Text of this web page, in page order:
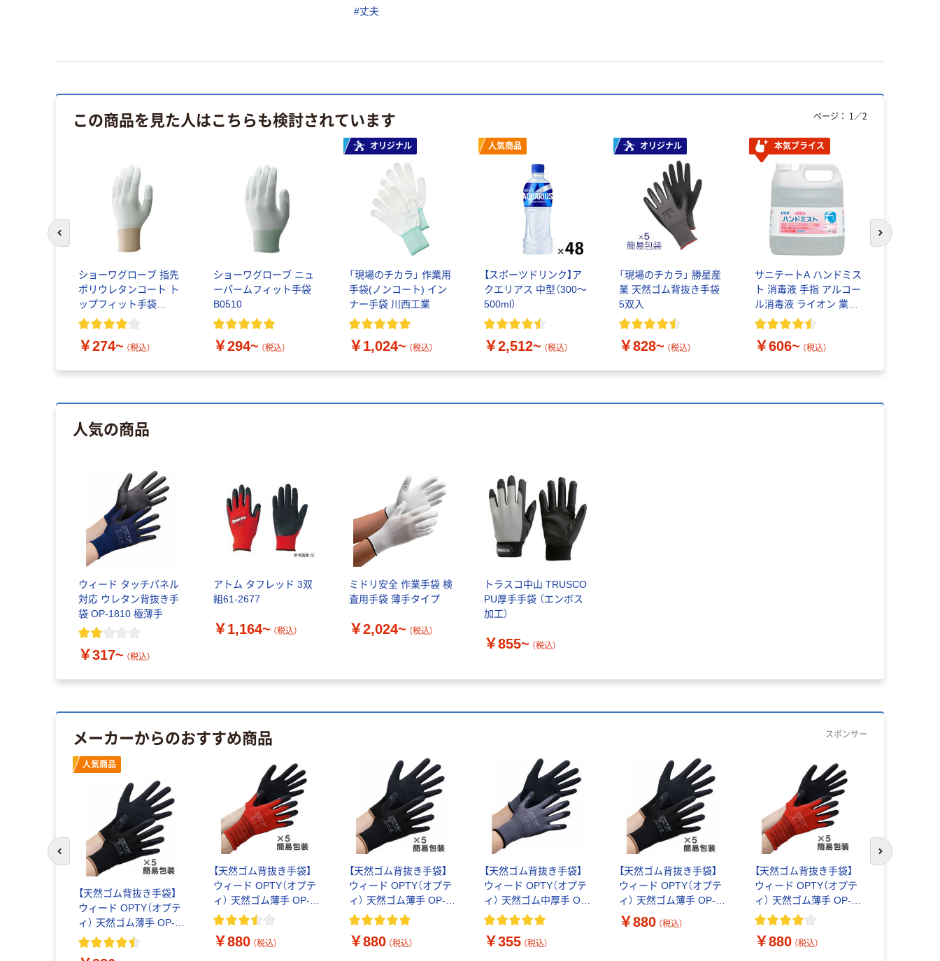
#丈夫
この商品を見た人はこちらも検討されています
ショーワグローブ 指先
ポリウレタンコート ト
ップフィット手袋
B0601
￥274~ （税込）
ショーワグローブ ニュ
ーパームフィット手袋
B0510
￥294~ （税込）
オリジナル
「現場のチカラ」 作業用
手袋(ノンコート) イン
ナー手袋 川西工業
￥1,024~ （税込）
人気商品
【スポーツドリンク】ア
クエリアス 中型（300～
500ml）
￥2,512~ （税込）
オリジナル
「現場のチカラ」 勝星産
業 天然ゴム背抜き手袋
5双入
￥828~ （税込）
本気プライス
サニテートA ハンドミス
ト 消毒液 手指 アルコー
ル消毒液 ライオン 業務
用
￥606~ （税込）
ページ： 1 ／2
次のスライド
人気の商品
ウィード タッチパネル
対応 ウレタン背抜き手
袋 OP-1810 極薄手
￥317~ （税込）
アトム タフレッド 3双
組61-2677
￥1,164~ （税込）
ミドリ安全 作業手袋 検
査用手袋 薄手タイプ
￥2,024~ （税込）
トラスコ中山 TRUSCO
PU厚手手袋 （エンボス
加工）
￥855~ （税込）
メーカーからのおすすめ商品 スポンサー
人気商品
【天然ゴム背抜き手袋】
ウィード OPTY（オプテ
ィ） 天然ゴム薄手 OP-
280B ブラック M 1袋（5
【天然ゴム背抜き手袋】
ウィード OPTY（オプテ
ィ） 天然ゴム薄手 OP-
280R レッド L 1袋（5双
￥880 （税込）
【天然ゴム背抜き手袋】
ウィード OPTY（オプテ
ィ） 天然ゴム薄手 OP-
280B ブラック L 1袋（5
￥880 （税込）
【天然ゴム背抜き手袋】
ウィード OPTY（オプテ
ィ） 天然ゴム中厚手 OP-
220 グレー M 1双
￥355 （税込）
【天然ゴム背抜き手袋】
ウィード OPTY（オプテ
ィ） 天然ゴム薄手 OP-
280B ブラック S 1袋（5
双入）
￥880 （税込）
【天然ゴム背抜き手袋】
ウィード OPTY（オプテ
ィ） 天然ゴム薄手 OP-
280R レッド M 1袋（5双
￥880 （税込）
前のスライドへ 次のスライド